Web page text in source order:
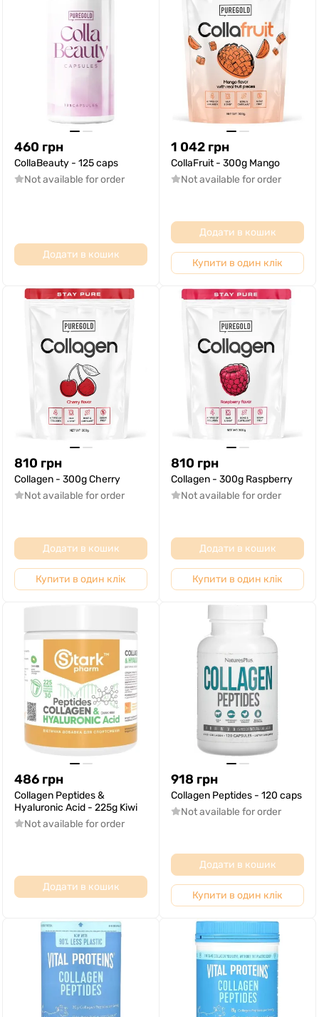
460 грн
CollaBeauty - 125 caps
Not available for order
Додати в кошик
1 042 грн
CollaFruit - 300g Mango
Not available for order
Додати в кошик
Купити в один клік
810 грн
Collagen - 300g Cherry
Not available for order
Додати в кошик
Купити в один клік
810 грн
Collagen - 300g Raspberry
Not available for order
Додати в кошик
Купити в один клік
486 грн
Collagen Peptides &
Hyaluronic Acid - 225g Kiwi
Not available for order
Додати в кошик
918 грн
Collagen Peptides - 120 caps
Not available for order
Додати в кошик
Купити в один клік